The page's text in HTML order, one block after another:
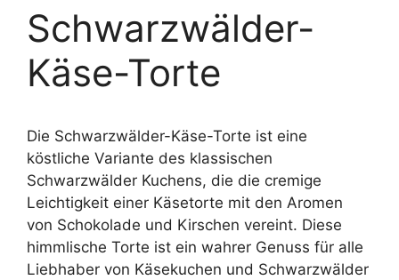
Schwarzwälder-
Käse-Torte
Die Schwarzwälder-Käse-Torte ist eine
köstliche Variante des klassischen
Schwarzwälder Kuchens, die die cremige
Leichtigkeit einer Käsetorte mit den Aromen
von Schokolade und Kirschen vereint. Diese
himmlische Torte ist ein wahrer Genuss für alle
Liebhaber von Käsekuchen und Schwarzwälder